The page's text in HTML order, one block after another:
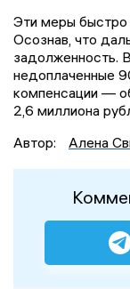
Эти меры быстро
Осознав, что
задолженность.
недоплаченные
компенсации —
2,6 миллиона
Автор:
Алена